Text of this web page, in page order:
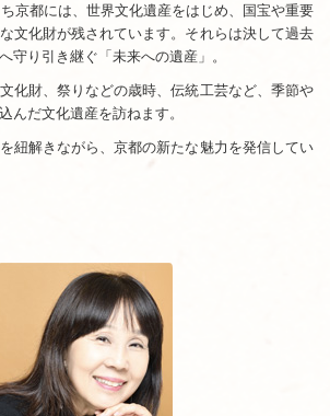
京都には、世界文化遺産をはじめ、国宝や重要
文化財が残されています。それらは決して過去
守り引き継ぐ「未来への遺産」。
化財、祭りなどの歳時、伝統工芸など、季節や
んだ文化遺産を訪ねます。
紐解きながら、京都の新たな魅力を発信してい